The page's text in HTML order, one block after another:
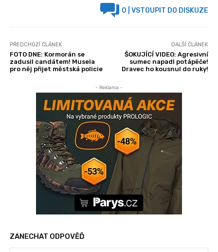
0 | VSTOUPIT DO DISKUZE
PŘEDCHOZÍ ČLÁNEK
FOTO DNE: Kormorán se
zadusil candátem! Musela
pro něj přijet městská policie
DALŠÍ ČLÁNEK
ŠOKUJÍCÍ VIDEO: Agresivní
sumec napadl potápěče!
Dravec ho kousnul do ruky!
- Reklama -
ZANECHAT ODPOVĚĎ